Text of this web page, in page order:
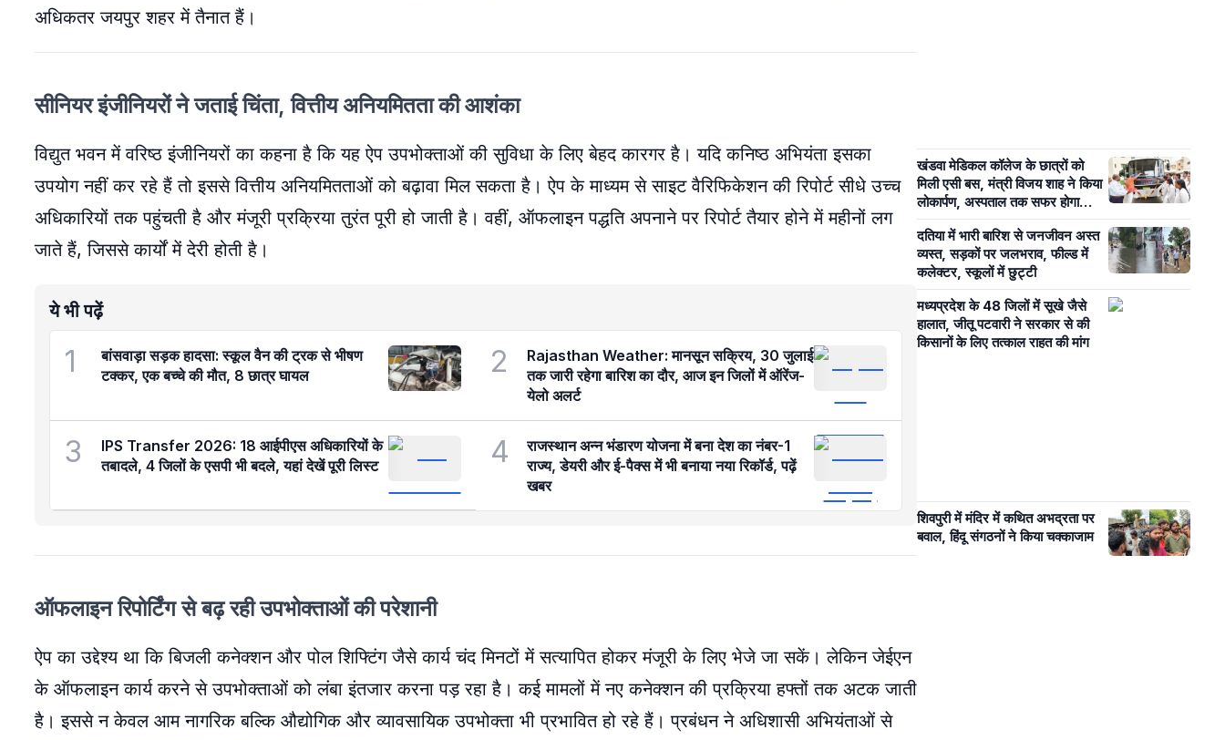
अधिकतर जयपुर शहर में तैनात हैं।
सीनियर इंजीनियरों ने जताई चिंता, वित्तीय अनियमितता की आशंका
विद्युत भवन में वरिष्ठ इंजीनियरों का कहना है कि यह ऐप उपभोक्ताओं की सुविधा के लिए बेहद कारगर है। यदि कनिष्ठ अभियंता इसका
उपयोग नहीं कर रहे हैं तो इससे वित्तीय अनियमितताओं को बढ़ावा मिल सकता है। ऐप के माध्यम से साइट वैरिफिकेशन की रिपोर्ट सीधे उच्च
अधिकारियों तक पहुंचती है और मंजूरी प्रक्रिया तुरंत पूरी हो जाती है। वहीं, ऑफलाइन पद्धति अपनाने पर रिपोर्ट तैयार होने में महीनों लग
जाते हैं, जिससे कार्यों में देरी होती है।
ये भी पढ़ें
1
बांसवाड़ा सड़क हादसा: स्कूल वैन की ट्रक से भीषण
टक्कर, एक बच्चे की मौत, 8 छात्र घायल
2
Rajasthan Weather: मानसून सक्रिय, 30 जुलाई
तक जारी रहेगा बारिश का दौर, आज इन जिलों में ऑरेंज-
येलो अलर्ट
3
IPS Transfer 2026: 18 आईपीएस अधिकारियों के
तबादले, 4 जिलों के एसपी भी बदले, यहां देखें पूरी लिस्ट
4
राजस्थान अन्न भंडारण योजना में बना देश का नंबर-1
राज्य, डेयरी और ई-पैक्स में भी बनाया नया रिकॉर्ड, पढ़ें
खबर
ऑफलाइन रिपोर्टिंग से बढ़ रही उपभोक्ताओं की परेशानी
ऐप का उद्देश्य था कि बिजली कनेक्शन और पोल शिफ्टिंग जैसे कार्य चंद मिनटों में सत्यापित होकर मंजूरी के लिए भेजे जा सकें। लेकिन जेईएन
के ऑफलाइन कार्य करने से उपभोक्ताओं को लंबा इंतजार करना पड़ रहा है। कई मामलों में नए कनेक्शन की प्रक्रिया हफ्तों तक अटक जाती
है। इससे न केवल आम नागरिक बल्कि औद्योगिक और व्यावसायिक उपभोक्ता भी प्रभावित हो रहे हैं। प्रबंधन ने अधिशासी अभियंताओं से
खंडवा मेडिकल कॉलेज के छात्रों को
मिली एसी बस, मंत्री विजय शाह ने किया
लोकार्पण, अस्पताल तक सफर होगा
आसान
दतिया में भारी बारिश से जनजीवन अस्त
व्यस्त, सड़कों पर जलभराव, फील्ड में
कलेक्टर, स्कूलों में छुट्टी
मध्यप्रदेश के 48 जिलों में सूखे जैसे
हालात, जीतू पटवारी ने सरकार से की
किसानों के लिए तत्काल राहत की मांग
शिवपुरी में मंदिर में कथित अभद्रता पर
बवाल, हिंदू संगठनों ने किया चक्काजाम